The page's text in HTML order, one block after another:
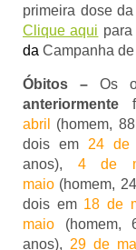
primeira dose
Clique aqui
da Campanha
Óbitos – Os
anteriormente
abril
(homem,
dois em 24 de
anos), 4 de
maio (homem,
dois em 18 de
maio (homem,
anos), 29 de